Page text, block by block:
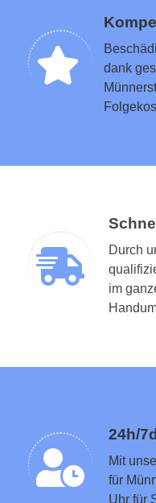
dank
Durch
im
24h/
Mit
für
Uhr für